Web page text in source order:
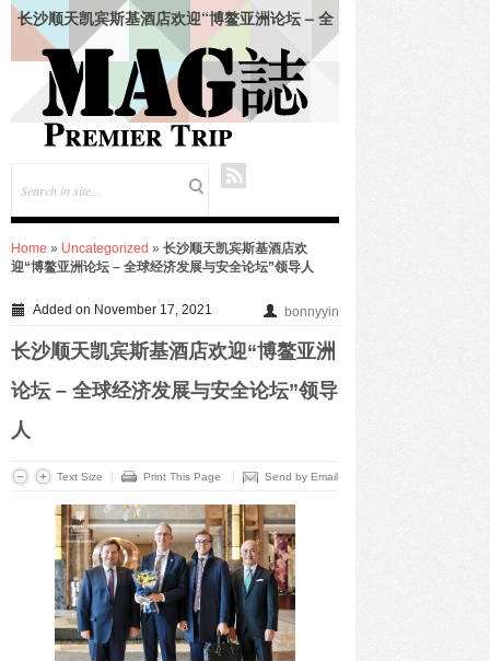
长沙顺天凯宾斯基酒店欢迎“博鳌亚洲论坛 – 全
球经济发展与安全论坛”领导人
仲夏悦飨·寻味伏羊|徐州喜来登酒店夏季新菜暨
伏羊风味品鉴仪式圆满落幕
合肥栢景朗廷酒店联袂祖·玛珑呈献“英伦田园”联
名下午茶
韩朝靓 (Vivian Han) 女士出任成都环球中心天堂
洲际大饭店总经理
绍兴苏宁希尔顿酒店及公寓共庆“希尔顿主厨
季”七周年：琥珀 · 中餐厅、饭 · 全日餐厅精致呈
现 – 越州风物入馔，名馔雅集启幕
上海张江达社lyf酒店正式亮相，于科创高地打造
鲜活共鸣生活场
KENZO Kids杭州大厦璀璨启幕-打造高端亲子生
九龙仓酒店任命包铂先生为长沙尼依格罗酒店及
长沙玛珂酒店区域总经理
FOR IMMEDIATE RELEASE——珠海拱北凯悦
阁」夏季上新
驭海乘风，成长壹夏——三亚海棠湾阳光壹酒店
开启全家人的“超级暑假”海岛度假体验
Home » Uncategorized » 长沙顺天凯宾斯基酒店欢
迎“博鳌亚洲论坛 – 全球经济发展与安全论坛”领导人
Added on November 17, 2021 bonnyyin
长沙顺天凯宾斯基酒店欢迎“博鳌亚洲
论坛 – 全球经济发展与安全论坛”领导
人
Text Size Print This Page Send by Email